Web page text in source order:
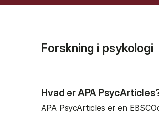
Forskning i psykologi
Hvad er APA
APA PsycArticles er en